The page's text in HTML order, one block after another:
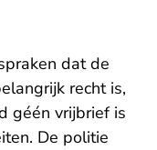
dat de
recht is,
géén vrijbrief is
De politie